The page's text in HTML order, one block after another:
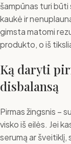
šampūnas turi
kaukė ir
gimsta matomi
produkto, o iš
Ką daryti
disbalansą
Pirmas žingsnis –
visko iš eilės. Jei
serumą ar